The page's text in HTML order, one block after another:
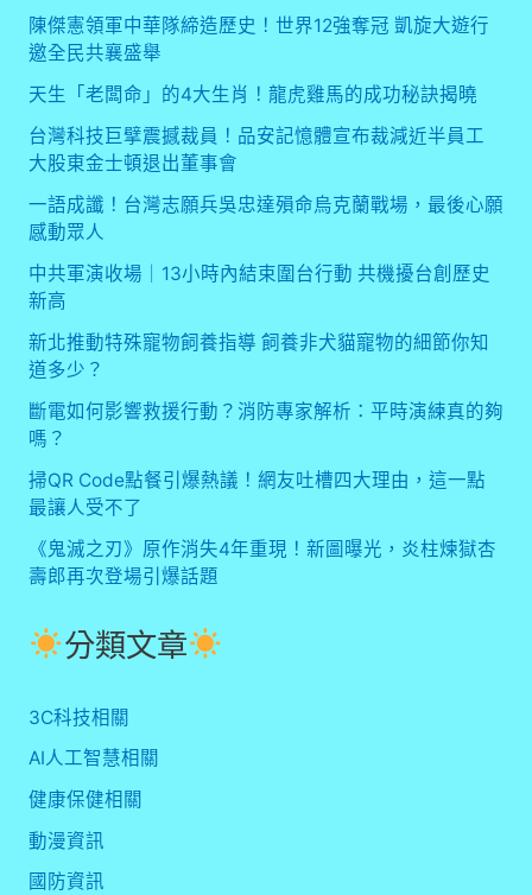
陳傑憲領軍中華隊締造歷史！世界12強奪冠 凱旋大遊行
邀全民共襄盛舉
天生「老闆命」的4大生肖！龍虎雞馬的成功秘訣揭曉
台灣科技巨擘震撼裁員！品安記憶體宣布裁減近半員工
大股東金士頓退出董事會
一語成讖！台灣志願兵吳忠達殞命烏克蘭戰場，最後心願
感動眾人
中共軍演收場｜13小時內結束圍台行動 共機擾台創歷史
新高
新北推動特殊寵物飼養指導 飼養非犬貓寵物的細節你知
道多少？
斷電如何影響救援行動？消防專家解析：平時演練真的夠
嗎？
掃QR Code點餐引爆熱議！網友吐槽四大理由，這一點
最讓人受不了
《鬼滅之刃》原作消失4年重現！新圖曝光，炎柱煉獄杏
壽郎再次登場引爆話題
分類文章
3C科技相關
AI人工智慧相關
健康保健相關
動漫資訊
國防資訊